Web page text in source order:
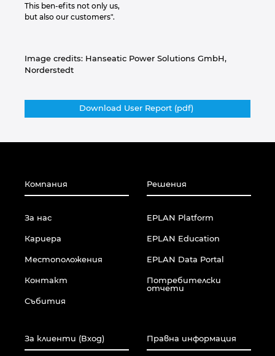
This ben-efits not only us,
but also our customers".
Image credits: Hanseatic Power Solutions GmbH,
Norderstedt
Download User Report (pdf)
Компания
За нас
Кариера
Местоположения
Контакт
Събития
Решения
EPLAN Platform
EPLAN Education
EPLAN Data Portal
Потребителски
отчети
За клиенти (Вход) Правна информация